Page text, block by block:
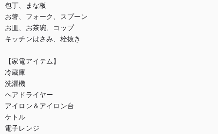
包丁、まな板
お箸、フォーク、スプーン
お皿、お茶碗、コップ
キッチンはさみ、栓抜き
【家電アイテム】
冷蔵庫
洗濯機
ヘアドライヤー
アイロン＆アイロン台
ケトル
電子レンジ